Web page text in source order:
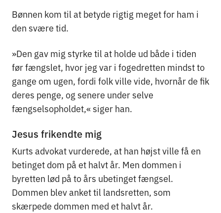
Bønnen kom til at betyde rigtig meget for ham i
den svære tid.
»Den gav mig styrke til at holde ud både i tiden
før fængslet, hvor jeg var i fogedretten mindst to
gange om ugen, fordi folk ville vide, hvornår de fik
deres penge, og senere under selve
fængselsopholdet,« siger han.
Jesus frikendte mig
Kurts advokat vurderede, at han højst ville få en
betinget dom på et halvt år. Men dommen i
byretten lød på to års ubetinget fængsel.
Dommen blev anket til landsretten, som
skærpede dommen med et halvt år.